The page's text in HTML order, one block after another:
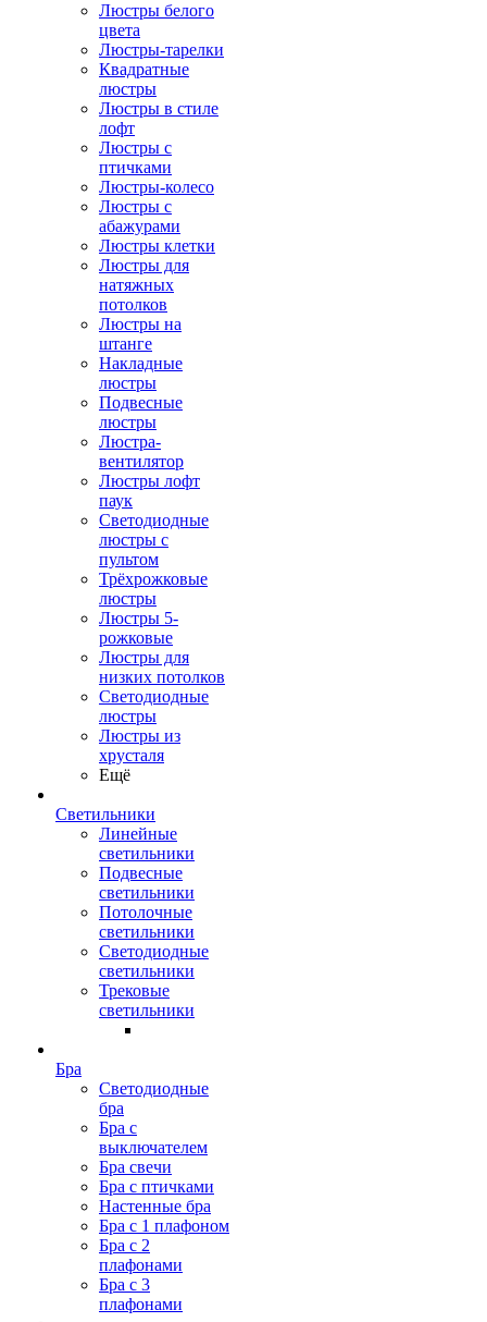
Люстры белого
цвета
Люстры-тарелки
Квадратные
люстры
Люстры в стиле
лофт
Люстры с
птичками
Люстры-колесо
Люстры с
абажурами
Люстры клетки
Люстры для
натяжных
потолков
Люстры на
штанге
Накладные
люстры
Подвесные
люстры
Люстра-
вентилятор
Люстры лофт
паук
Светодиодные
люстры с
пультом
Трёхрожковые
люстры
Люстры 5-
рожковые
Люстры для
низких потолков
Cветодиодные
люстры
Люстры из
хрусталя
Ещё
Светильники
Линейные
светильники
Подвесные
светильники
Потолочные
светильники
Светодиодные
светильники
Трековые
светильники
Бра
Светодиодные
бра
Бра с
выключателем
Бра свечи
Бра с птичками
Настенные бра
Бра с 1 плафоном
Бра с 2
плафонами
Бра с 3
плафонами